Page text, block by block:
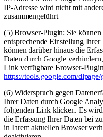
IP-Adresse wird nicht mit
zusammengeführt.
(5) Browser-Plugin: Sie
entsprechende Einstellung
können darüber hinaus die
Daten durch Google
Link verfügbare Browser-
https://tools.google.com/dlpage/
(6) Widerspruch gegen
Ihrer Daten durch Google
folgenden Link klicken. Es
die Erfassung Ihrer Daten bei
in Ihrem aktuellen Browser